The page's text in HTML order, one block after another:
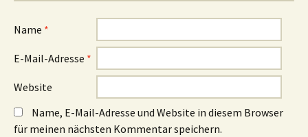
Name *
E-Mail-Adresse *
Website
Name, E-Mail-Adresse und Website in diesem Browser
für meinen nächsten Kommentar speichern.